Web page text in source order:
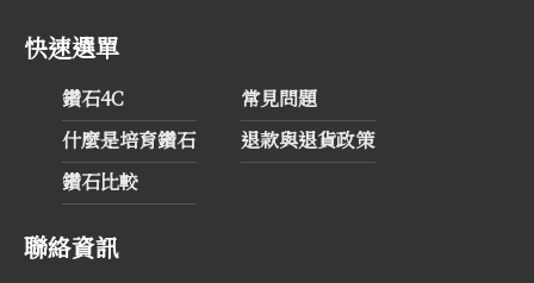
快速選單
鑽石4C
什麼是培育鑽石
鑽石比較
常見問題
退款與退貨政策
聯絡資訊